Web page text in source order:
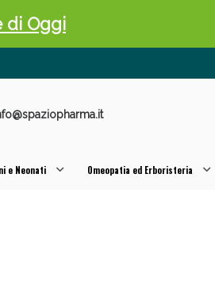
e Neonati Omeopatia ed Erboristeria
di Oggi
55% validi solo per OGGI!